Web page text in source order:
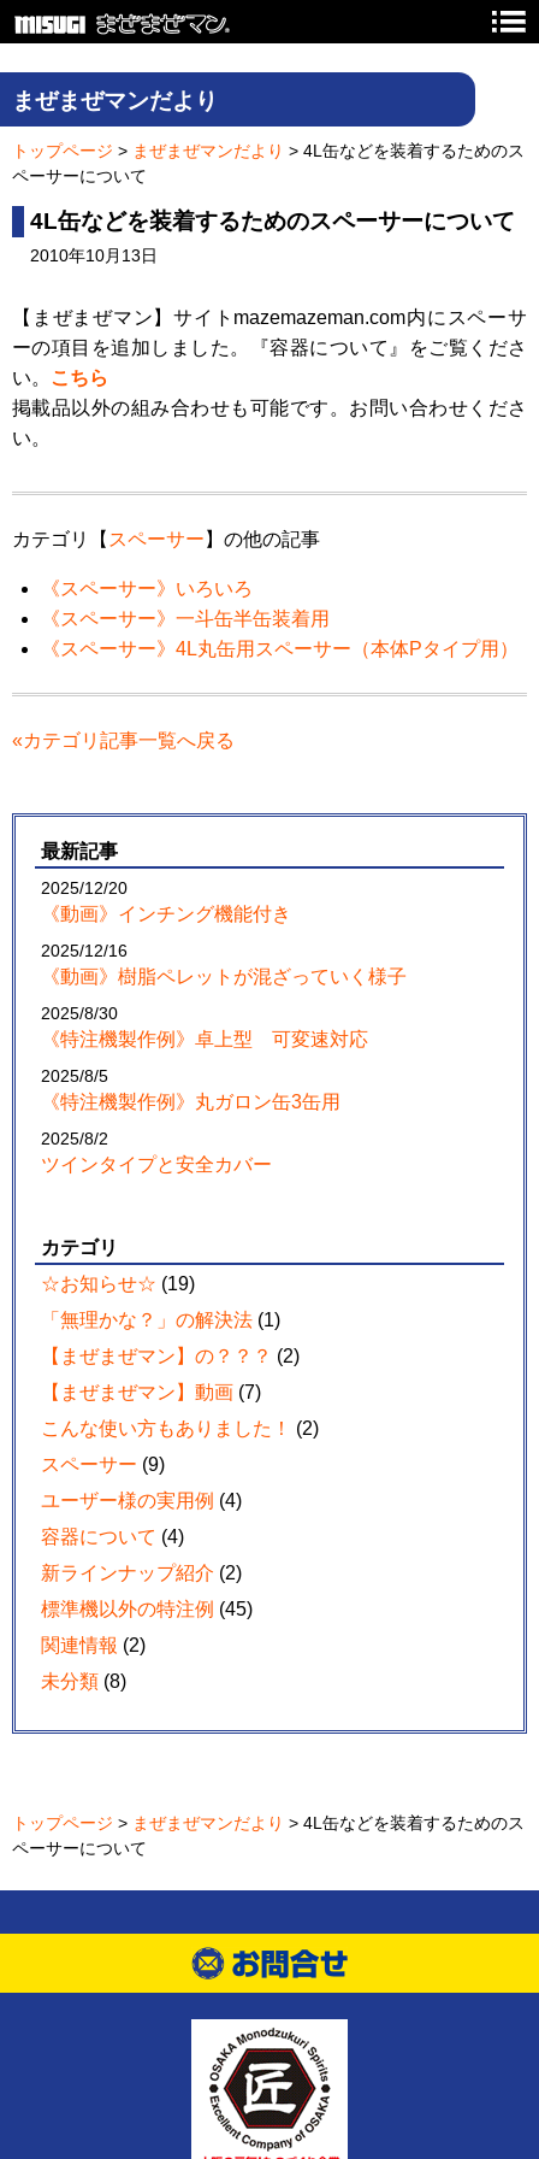
まぜまぜマンだより
トップページ > まぜまぜマンだより > 4L缶などを装着するためのス
ペーサーについて
4L缶などを装着するためのスペーサーについて
2010年10月13日
【まぜまぜマン】サイトmazemazeman.com内にスペーサ
ーの項目を追加しました。『容器について』をご覧くださ
い。 こちら
掲載品以外の組み合わせも可能です。お問い合わせくださ
い。
カテゴリ【 スペーサー 】の他の記事
《スペーサー》いろいろ
《スペーサー》一斗缶半缶装着用
《スペーサー》4L丸缶用スペーサー（本体Pタイプ用）
«カテゴリ記事一覧へ戻る
最新記事
2025/12/20
《動画》インチング機能付き
2025/12/16
《動画》樹脂ペレットが混ざっていく様子
2025/8/30
《特注機製作例》卓上型 可変速対応
2025/8/5
《特注機製作例》丸ガロン缶3缶用
2025/8/2
ツインタイプと安全カバー
カテゴリ
☆お知らせ☆ (19)
「無理かな？」の解決法 (1)
【まぜまぜマン】の？？？ (2)
【まぜまぜマン】動画 (7)
こんな使い方もありました！
(2)
スペーサー (9)
ユーザー様の実用例 (4)
容器について (4)
新ラインナップ紹介 (2)
標準機以外の特注例 (45)
関連情報 (2)
未分類 (8)
トップページ > まぜまぜマンだより > 4L缶などを装着するためのス
ペーサーについて